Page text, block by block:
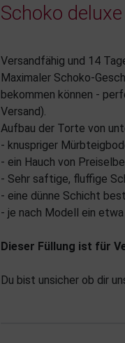
Schoko deluxe
Versandfähig und 14
Maximaler Schoko-
bekommen können -
Versand).
Aufbau der Torte von
- knuspriger
- ein Hauch von
- Sehr saftige, fluffige
- eine dünne Schicht
- je nach Modell ein
Dieser Füllung ist für
Du bist unsicher ob dir